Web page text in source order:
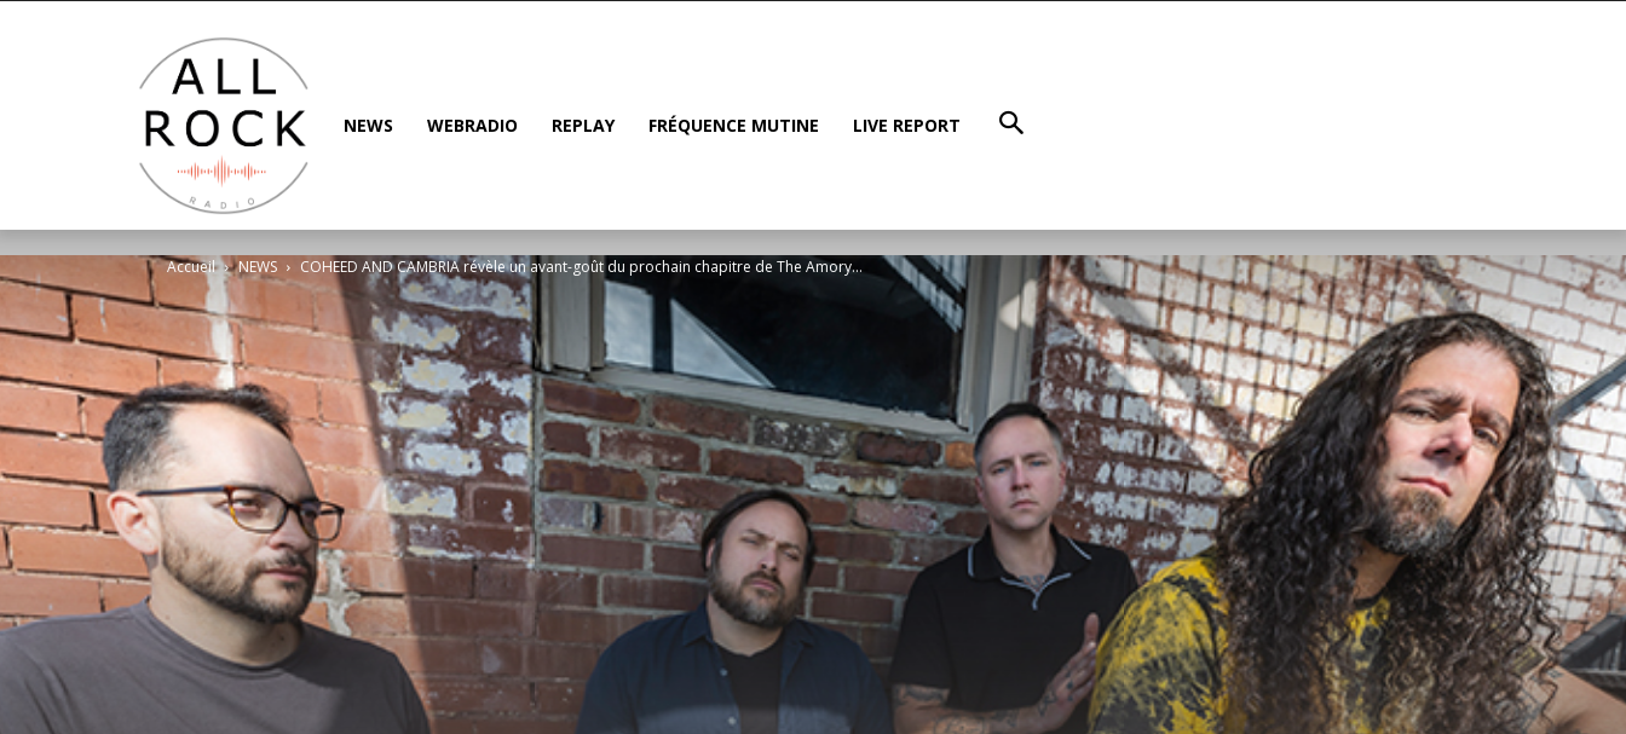
NEWS WEBRADIO REPLAY FRÉQUENCE MUTINE LIVE REPORT
Accueil NEWS COHEED AND CAMBRIA révèle un avant-goût du prochain chapitre de The Amory...